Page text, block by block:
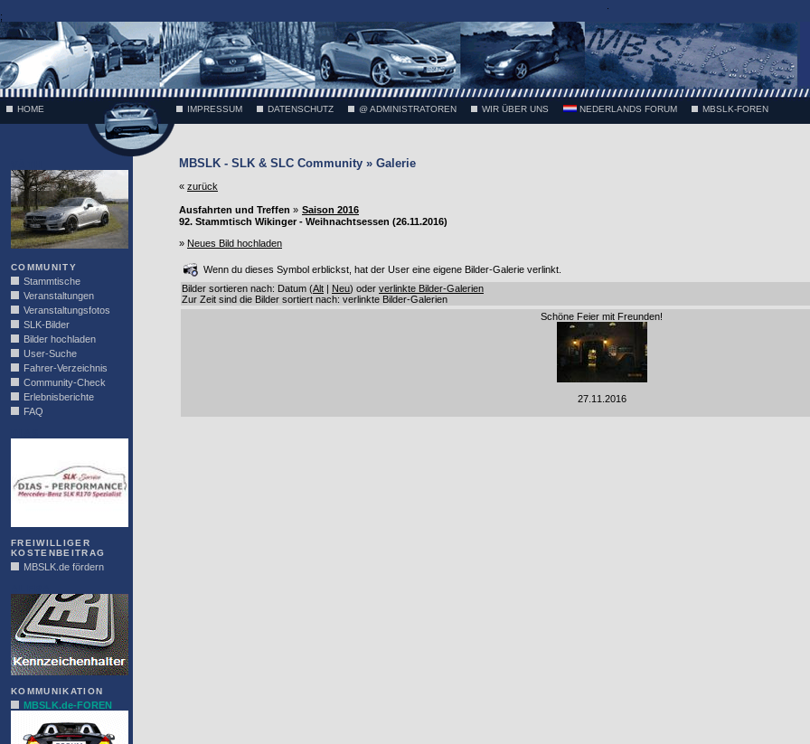
;
HOME IMPRESSUM DATENSCHUTZ @ ADMINISTRATOREN WIR ÜBER UNS NEDERLANDS FORUM MBSLK-FOREN
COMMUNITY
Stammtische
Veranstaltungen
Veranstaltungsfotos
SLK-Bilder
Bilder hochladen
User-Suche
Fahrer-Verzeichnis
Community-Check
Erlebnisberichte
FAQ
FREIWILLIGER
KOSTENBEITRAG
MBSLK.de fördern
KOMMUNIKATION
MBSLK.de-FOREN
MBSLK - SLK & SLC Community » Galerie
« zurück
Ausfahrten und Treffen » Saison 2016
92. Stammtisch Wikinger - Weihnachtsessen (26.11.2016)
» Neues Bild hochladen
Wenn du dieses Symbol erblickst, hat der User eine eigene Bilder-Galerie verlinkt.
Bilder sortieren nach: Datum (Alt | Neu) oder verlinkte Bilder-Galerien
Zur Zeit sind die Bilder sortiert nach: verlinkte Bilder-Galerien
Schöne Feier mit Freunden!
27.11.2016